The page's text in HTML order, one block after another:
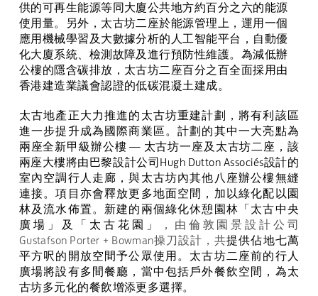
供的可再生能源等同大廈公共地方約百分之六的能源
使用量。另外，太古坊二座於能源管理上，運用一個
應用機械學習及大數據分析的 人工智能平台，自動優
化大廈系統、檢測故障及進行預防性維護。為減低辦
公樓的隱含碳排放，太古坊二座百分之百全面採用由
香港建造業議會認證的低碳混凝土建成。
太古地產正大力推進的太古坊重建計劃，將有利該區
進一步提升成為國際商業區。計劃的其中一大亮點為
兩座全新甲級辦公樓 — 太古坊一座及太古坊二座，該
兩座大樓將由巴黎設計公司Hugh Dutton Associés設計的
室內空調行人走廊，與太古坊內其他八座辦公樓無縫
連接。項目亦會釋放更多地面空間，加以綠化配以園
林及流水佈置。新建的兩個綠化休憩園林「太古中央
廣場」及「太古花園」
，由倫敦園景設計公司
Gustafson Porter + Bowman操刀設計，共提供佔地七萬
平方呎的開放空間予公眾使用。太古坊二座前的行人
廣場將設有多間餐廳，當中包括戶外餐飲空間，為太
古坊多元化的餐飲增添更多選擇。